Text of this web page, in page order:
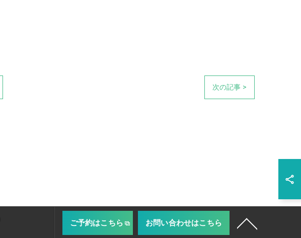
次の記事 >
ご予約はこちら お問い合わせはこちら